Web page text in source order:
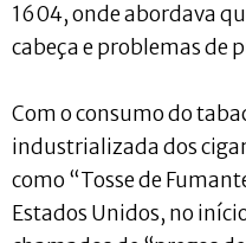
1604, onde abordava
cabeça e problemas de
Com o consumo do
industrializada dos
como “Tosse de
Estados Unidos, no